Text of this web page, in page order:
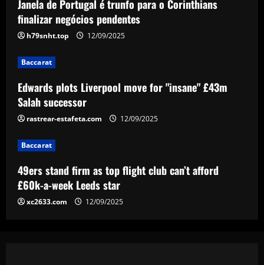
Baccarat
49ers stand firm as top flight club can’t
afford £60k-a-week Leeds star
Newcastle considering early summer bid
12/09/2025
Janela de Portugal é trunfo para o Corinthians
finalizar negócios pendentes
h79snht.top 12/09/2025
Baccarat
Edwards plots Liverpool move for "insane" £43m
Salah successor
rastrear-estafeta.com 12/09/2025
Baccarat
49ers stand firm as top flight club can’t afford
£60k-a-week Leeds star
xc2633.com 12/09/2025